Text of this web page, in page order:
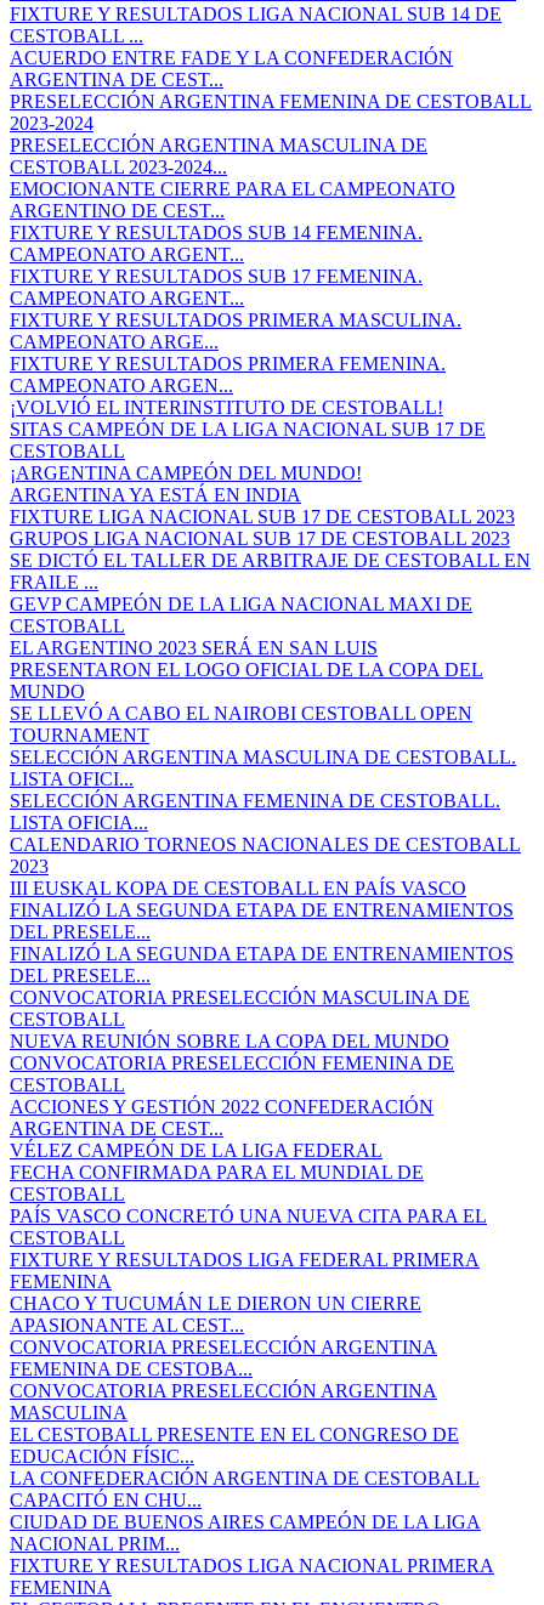
FIXTURE Y RESULTADOS LIGA NACIONAL SUB 14 DE
CESTOBALL ...
ACUERDO ENTRE FADE Y LA CONFEDERACIÓN
ARGENTINA DE CEST...
PRESELECCIÓN ARGENTINA FEMENINA DE CESTOBALL
2023-2024
PRESELECCIÓN ARGENTINA MASCULINA DE
CESTOBALL 2023-2024...
EMOCIONANTE CIERRE PARA EL CAMPEONATO
ARGENTINO DE CEST...
FIXTURE Y RESULTADOS SUB 14 FEMENINA.
CAMPEONATO ARGENT...
FIXTURE Y RESULTADOS SUB 17 FEMENINA.
CAMPEONATO ARGENT...
FIXTURE Y RESULTADOS PRIMERA MASCULINA.
CAMPEONATO ARGE...
FIXTURE Y RESULTADOS PRIMERA FEMENINA.
CAMPEONATO ARGEN...
¡VOLVIÓ EL INTERINSTITUTO DE CESTOBALL!
SITAS CAMPEÓN DE LA LIGA NACIONAL SUB 17 DE
CESTOBALL
¡ARGENTINA CAMPEÓN DEL MUNDO!
ARGENTINA YA ESTÁ EN INDIA
FIXTURE LIGA NACIONAL SUB 17 DE CESTOBALL 2023
GRUPOS LIGA NACIONAL SUB 17 DE CESTOBALL 2023
SE DICTÓ EL TALLER DE ARBITRAJE DE CESTOBALL EN
FRAILE ...
GEVP CAMPEÓN DE LA LIGA NACIONAL MAXI DE
CESTOBALL
EL ARGENTINO 2023 SERÁ EN SAN LUIS
PRESENTARON EL LOGO OFICIAL DE LA COPA DEL
MUNDO
SE LLEVÓ A CABO EL NAIROBI CESTOBALL OPEN
TOURNAMENT
SELECCIÓN ARGENTINA MASCULINA DE CESTOBALL.
LISTA OFICI...
SELECCIÓN ARGENTINA FEMENINA DE CESTOBALL.
LISTA OFICIA...
CALENDARIO TORNEOS NACIONALES DE CESTOBALL
2023
III EUSKAL KOPA DE CESTOBALL EN PAÍS VASCO
FINALIZÓ LA SEGUNDA ETAPA DE ENTRENAMIENTOS
DEL PRESELE...
FINALIZÓ LA SEGUNDA ETAPA DE ENTRENAMIENTOS
DEL PRESELE...
CONVOCATORIA PRESELECCIÓN MASCULINA DE
CESTOBALL
NUEVA REUNIÓN SOBRE LA COPA DEL MUNDO
CONVOCATORIA PRESELECCIÓN FEMENINA DE
CESTOBALL
ACCIONES Y GESTIÓN 2022 CONFEDERACIÓN
ARGENTINA DE CEST...
VÉLEZ CAMPEÓN DE LA LIGA FEDERAL
FECHA CONFIRMADA PARA EL MUNDIAL DE
CESTOBALL
PAÍS VASCO CONCRETÓ UNA NUEVA CITA PARA EL
CESTOBALL
FIXTURE Y RESULTADOS LIGA FEDERAL PRIMERA
FEMENINA
CHACO Y TUCUMÁN LE DIERON UN CIERRE
APASIONANTE AL CEST...
CONVOCATORIA PRESELECCIÓN ARGENTINA
FEMENINA DE CESTOBA...
CONVOCATORIA PRESELECCIÓN ARGENTINA
MASCULINA
EL CESTOBALL PRESENTE EN EL CONGRESO DE
EDUCACIÓN FÍSIC...
LA CONFEDERACIÓN ARGENTINA DE CESTOBALL
CAPACITÓ EN CHU...
CIUDAD DE BUENOS AIRES CAMPEÓN DE LA LIGA
NACIONAL PRIM...
FIXTURE Y RESULTADOS LIGA NACIONAL PRIMERA
FEMENINA